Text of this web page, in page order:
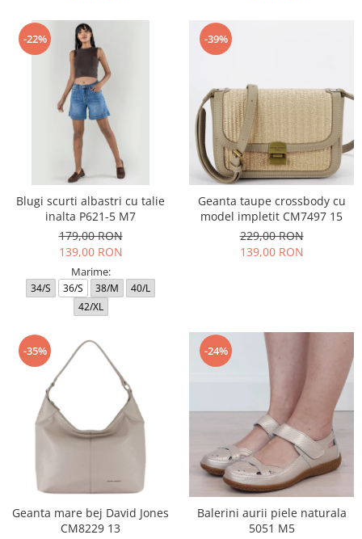
-22%
Blugi scurti albastri cu talie
inalta P621-5 M7
179,00 RON
139,00 RON
Marime:
34/S 36/S 38/M
40/L
42/XL
-39%
Geanta taupe crossbody cu
model impletit CM7497 15
229,00 RON
139,00 RON
-35%
Geanta mare bej David Jones
CM8229 13
-24%
Balerini aurii piele naturala
5051 M5